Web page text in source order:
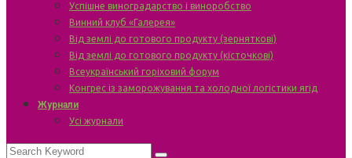
Успішне виноградарство і виноробство
Винний клуб «Галерея»
Від землі до готового продукту (зерняткові)
Від землі до готового продукту (кісточкові)
Всеукраїнський горіховий форум
Конгрес із заморожування та холодної логістики ягід
Журнали
Усі журнали